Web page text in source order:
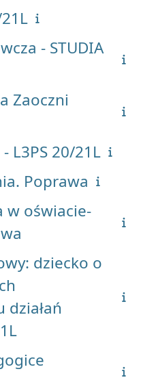
- STUDIA
Zaoczni
L3PS 20/21L
Poprawa
w oświacie-
dziecko o
działań